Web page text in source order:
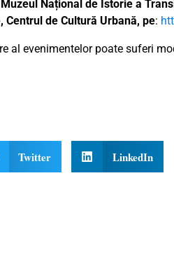
Național de Istorie a
Centrul de Cultură Urbană, pe:
al evenimentelor poate suferi
Twitter LinkedIn